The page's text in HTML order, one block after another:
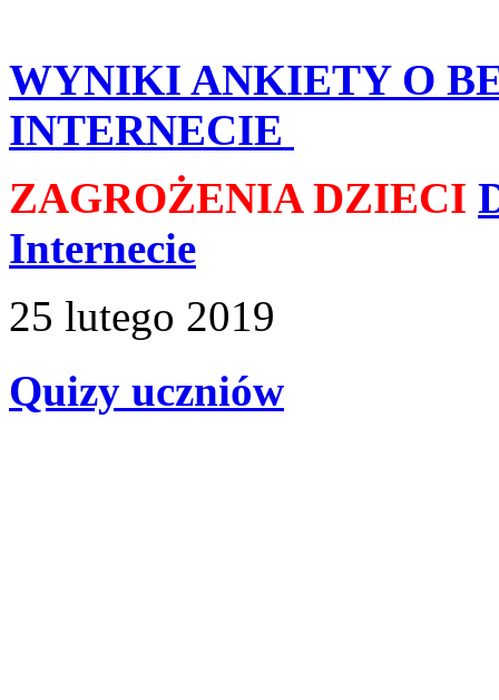
WYNIKI ANKIETY O
INTERNECIE
ZAGROŻENIA DZIECI
Internecie
25 lutego 2019
Quizy uczniów